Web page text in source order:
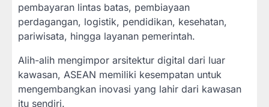
pembayaran lintas batas, pembiayaan
perdagangan, logistik, pendidikan, kesehatan,
pariwisata, hingga layanan pemerintah.
Alih-alih mengimpor arsitektur digital dari luar
kawasan, ASEAN memiliki kesempatan untuk
mengembangkan inovasi yang lahir dari kawasan
itu sendiri.